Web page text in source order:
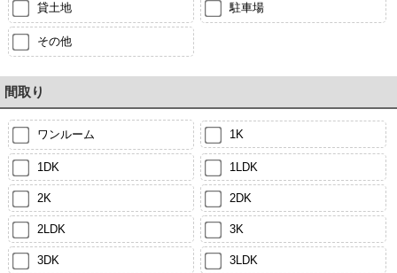
貸土地 駐車場
その他
間取り
ワンルーム 1K
1DK 1LDK
2K 2DK
2LDK 3K
3DK 3LDK